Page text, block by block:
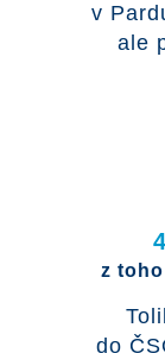
v
ale
z
do